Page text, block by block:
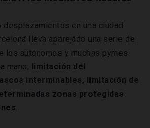
desplazamientos en una ciudad
lleva aparejado una serie de
los autónomos y muchas pymes
mano; limitación del
interminables, limitación de
zonas protegidas
.